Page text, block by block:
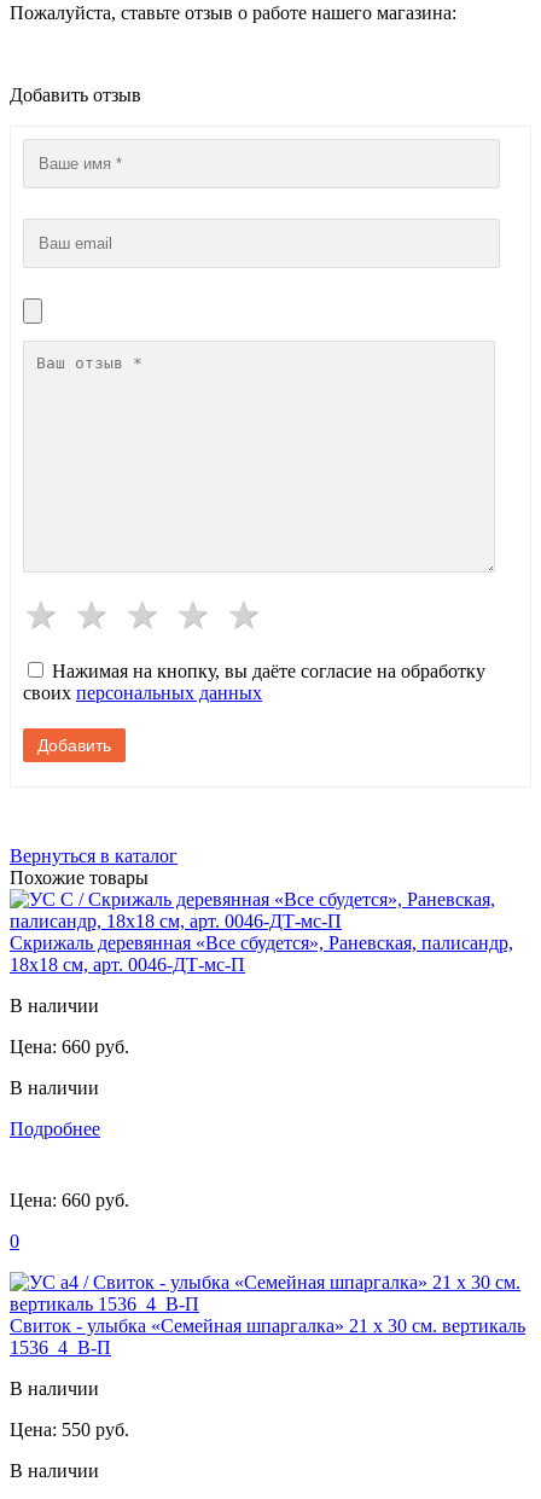
Пожалуйста, ставьте отзыв о работе нашего магазина:
Добавить отзыв
Нажимая на кнопку, вы даёте согласие на обработку
своих персональных данных
Вернуться в каталог
Похожие товары
Скрижаль деревянная «Все сбудется», Раневская, палисандр,
18х18 см, арт. 0046-ДТ-мс-П
В наличии
Цена: 660 руб.
В наличии
Подробнее
Цена: 660 руб.
0
Свиток - улыбка «Семейная шпаргалка» 21 х 30 см. вертикаль
1536_4_В-П
В наличии
Цена: 550 руб.
В наличии